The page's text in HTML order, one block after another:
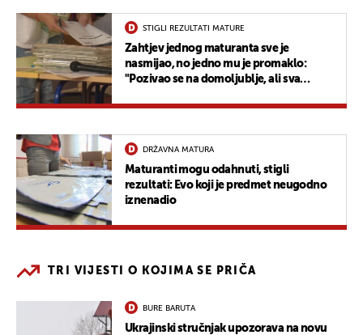
STIGLI REZULTATI MATURE
Zahtjev jednog maturanta sve je
nasmijao, no jedno mu je promaklo:
"Pozivao se na domoljublje, ali sva
DRŽAVNA MATURA
Maturanti mogu odahnuti, stigli
rezultati: Evo koji je predmet neugodno
iznenadio
TRI VIJESTI O KOJIMA SE PRIČA
BURE BARUTA
Ukrajinski stručnjak upozorava na novu